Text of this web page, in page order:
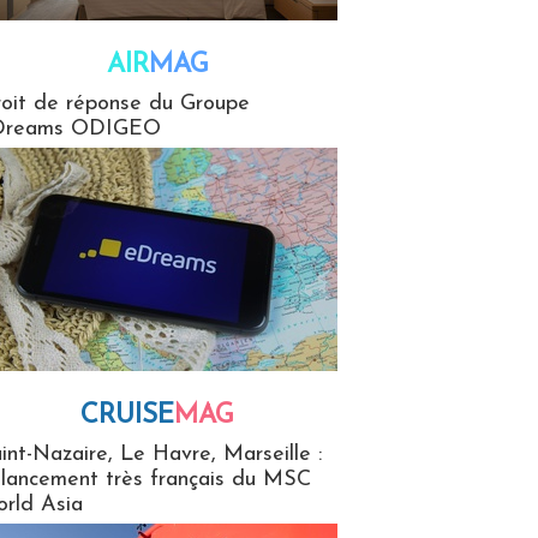
AIRMAG
de réponse du Groupe
ODIGEO
CRUISEMAG
Nazaire, Le Havre, Marseille :
très français du MSC
Asia